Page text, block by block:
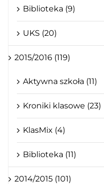
Biblioteka (9)
UKS (20)
2015/2016 (119)
Aktywna szkoła (11)
Kroniki klasowe (23)
KlasMix (4)
Biblioteka (11)
2014/2015 (101)